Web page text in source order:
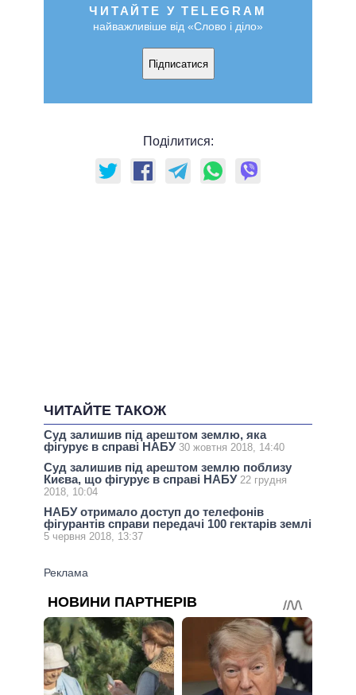
ЧИТАЙТЕ У TELEGRAM
найважливіше від «Слово і діло»
Підписатися
Поділитися:
ЧИТАЙТЕ ТАКОЖ
Суд залишив під арештом землю, яка
фігурує в справі НАБУ 30 жовтня 2018, 14:40
Суд залишив під арештом землю поблизу
Києва, що фігурує в справі НАБУ 22 грудня
2018, 10:04
НАБУ отримало доступ до телефонів
фігурантів справи передачі 100 гектарів землі
5 червня 2018, 13:37